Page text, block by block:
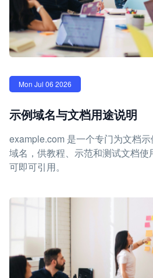
Mon Jul 06 2026
示例域名与文档用途说明
example.com 是一个专门为文档
域名，供教程、示范和测试文档使
可即可引用。